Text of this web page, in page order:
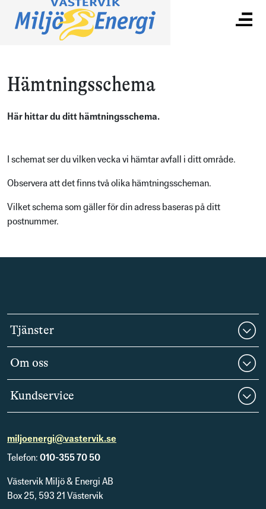
Hämtningsschema
Här hittar du ditt hämtningsschema.
I schemat ser du vilken vecka vi hämtar avfall i ditt område.
Observera att det finns två olika hämtningsscheman.
Vilket schema som gäller för din adress baseras på ditt
postnummer.
Tjänster
Om oss
Kundservice
miljoenergi@vastervik.se
Telefon: 010-355 70 50
Västervik Miljö & Energi AB
Box 25, 593 21 Västervik